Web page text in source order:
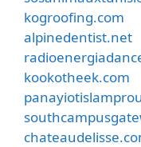
kogroofing.com
alpinedentist.net
kookotheek.com